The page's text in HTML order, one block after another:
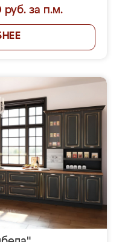
руб. за п.м.